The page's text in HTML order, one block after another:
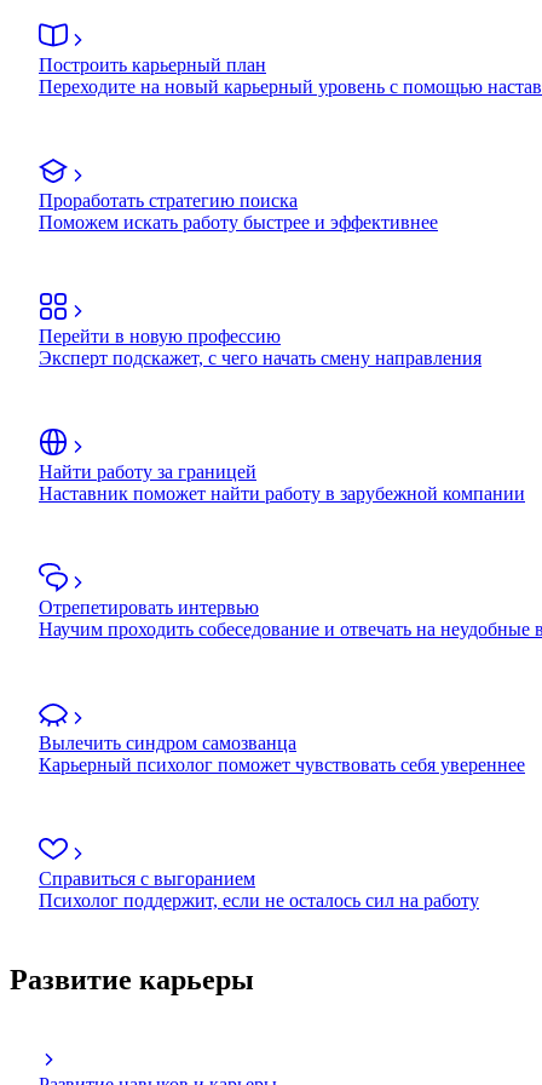
Построить карьерный план
Переходите на новый карьерный уровень с помощью
Проработать стратегию поиска
Поможем искать работу быстрее и эффективнее
Перейти в новую профессию
Эксперт подскажет, с чего начать смену направления
Найти работу за границей
Наставник поможет найти работу в зарубежной компании
Отрепетировать интервью
Научим проходить собеседование и отвечать на неудобные
Вылечить синдром самозванца
Карьерный психолог поможет чувствовать себя увереннее
Справиться с выгоранием
Психолог поддержит, если не осталось сил на работу
Развитие карьеры